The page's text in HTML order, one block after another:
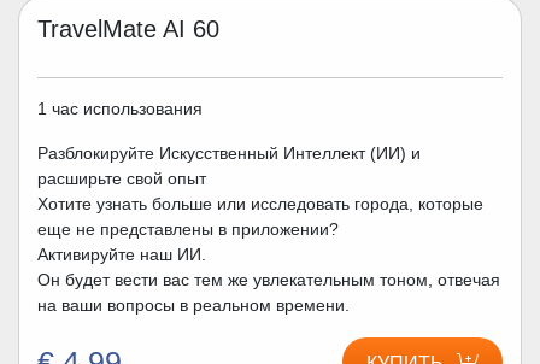
TravelMate AI 60
1 час использования
Разблокируйте Искусственный Интеллект (ИИ) и
расширьте свой опыт
Хотите узнать больше или исследовать города, которые
еще не представлены в приложении?
Активируйте наш ИИ.
Он будет вести вас тем же увлекательным тоном, отвечая
на ваши вопросы в реальном времени.